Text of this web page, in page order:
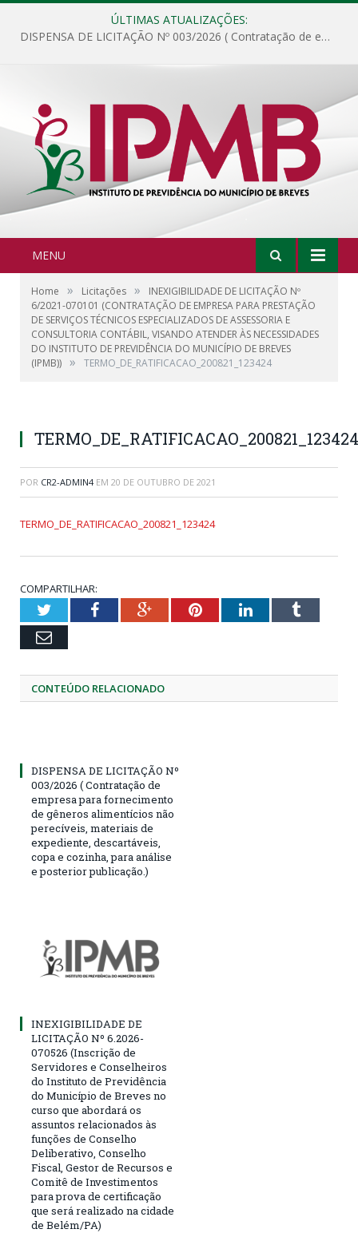
ÚLTIMAS ATUALIZAÇÕES:
DISPENSA DE LICITAÇÃO Nº 003/2026 ( Contratação de empresa para fornecimento de gêneros alimentícios não perecíveis, materiais de expediente, descartáveis, copa e cozinha, para análise e posterior publicação.)
MENU
Home » Licitações »
INEXIGIBILIDADE DE LICITAÇÃO Nº
6/2021-070101 (CONTRATAÇÃO DE EMPRESA PARA PRESTAÇÃO
DE SERVIÇOS TÉCNICOS ESPECIALIZADOS DE ASSESSORIA E
CONSULTORIA CONTÁBIL, VISANDO ATENDER ÀS NECESSIDADES
DO INSTITUTO DE PREVIDÊNCIA DO MUNICÍPIO DE BREVES
(IPMB)) » TERMO_DE_RATIFICACAO_200821_123424
TERMO_DE_RATIFICACAO_200821_123424
POR CR2-ADMIN4 EM 20 DE OUTUBRO DE 2021
TERMO_DE_RATIFICACAO_200821_123424
COMPARTILHAR:
TwitterFacebookGoogle+PinterestLinkedInTumblr
Email
CONTEÚDO RELACIONADO
DISPENSA DE LICITAÇÃO Nº
003/2026 ( Contratação de
empresa para fornecimento
de gêneros alimentícios não
perecíveis, materiais de
expediente, descartáveis,
copa e cozinha, para análise
e posterior publicação.)
INEXIGIBILIDADE DE
LICITAÇÃO Nº 6.2026-
070526 (Inscrição de
Servidores e Conselheiros
do Instituto de Previdência
do Município de Breves no
curso que abordará os
assuntos relacionados às
funções de Conselho
Deliberativo, Conselho
Fiscal, Gestor de Recursos e
Comitê de Investimentos
para prova de certificação
que será realizado na cidade
de Belém/PA)